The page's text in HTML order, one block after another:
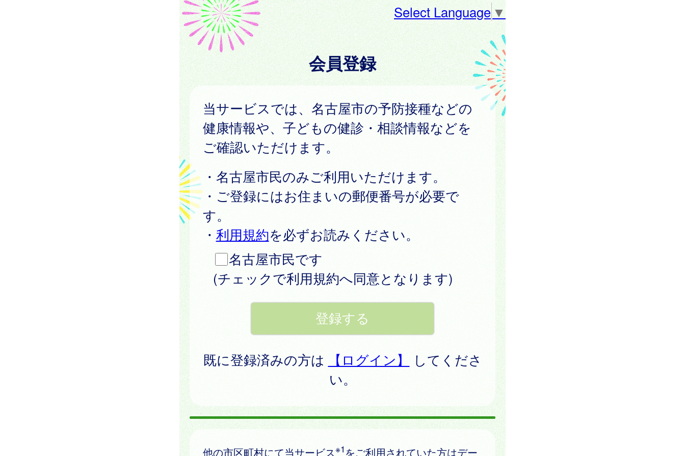
Select Language▼
会員登録
当サービスでは、名古屋市の予防接種などの
健康情報や、子どもの健診・相談情報などを
ご確認いただけます。
・名古屋市民のみご利用いただけます。
・ご登録にはお住まいの郵便番号が必要で
す。
・ 利用規約を必ずお読みください。
名古屋市民です
(チェックで利用規約へ同意となります)
既に登録済みの方は 【ログイン】
してくださ
い。
他の市区町村にて当サービス※1 をご利用されていた方はデー